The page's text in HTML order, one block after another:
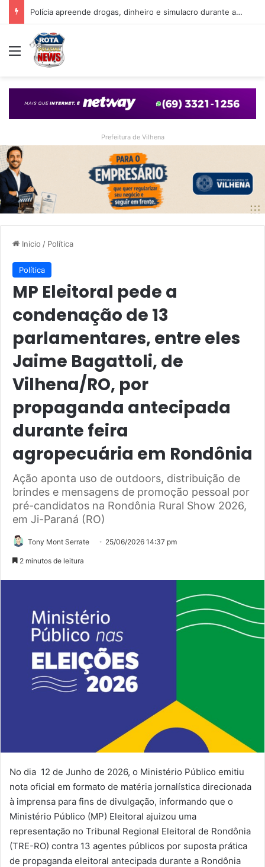
Polícia apreende drogas, dinheiro e simulacro durante ação no bairro Alto Alegre, em Vilhena
Menu
Prefeitura de Vilhena
Inicio / Política
Política
MP Eleitoral pede a
condenação de 13
parlamentares, entre eles
Jaime Bagattoli, de
Vilhena/RO, por
propaganda antecipada
durante feira
agropecuária em Rondônia
Ação aponta uso de outdoors, distribuição de
brindes e mensagens de promoção pessoal por
pré-candidatos na Rondônia Rural Show 2026,
em Ji-Paraná (RO)
Tony Mont Serrate 25/06/2026 14:37 pm
2 minutos de leitura
No dia 12 de Junho de 2026, o Ministério Público emitiu
nota oficial em formato de matéria jornalística direcionada
à imprensa para fins de divulgação, informando que o
Ministério Público (MP) Eleitoral ajuizou uma
representação no Tribunal Regional Eleitoral de Rondônia
(TRE-RO) contra 13 agentes públicos por suposta prática
de propaganda eleitoral antecipada durante a Rondônia